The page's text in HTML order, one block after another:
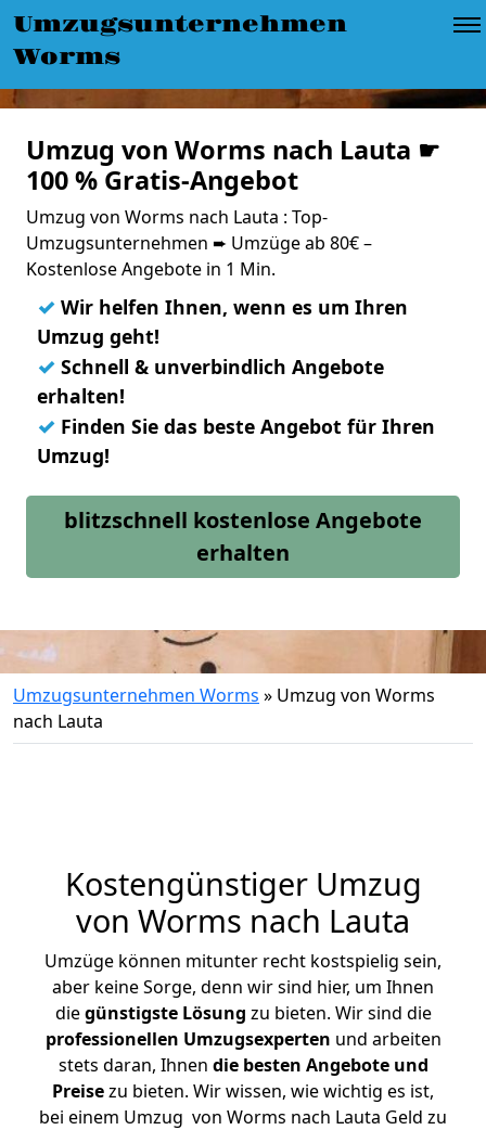
Umzugsunternehmen
Worms
Umzug von Worms nach Lauta ☛
100 % Gratis-Angebot
Umzug von Worms nach Lauta : Top-
Umzugsunternehmen ➨ Umzüge ab 80€ –
Kostenlose Angebote in 1 Min.
✓ Wir helfen Ihnen, wenn es um Ihren
Umzug geht!
✓ Schnell & unverbindlich Angebote
erhalten!
✓ Finden Sie das beste Angebot für Ihren
Umzug!
blitzschnell kostenlose Angebote
erhalten
Umzugsunternehmen Worms » Umzug von Worms
nach Lauta
Kostengünstiger Umzug
von Worms nach Lauta
Umzüge können mitunter recht kostspielig sein,
aber keine Sorge, denn wir sind hier, um Ihnen
diegünstigste Lösung zu bieten. Wir sind die
professionellen Umzugsexperten und arbeiten
stets daran, Ihnen die besten Angebote und
Preisezu bieten. Wir wissen, wie wichtig es ist,
bei einem Umzug von Worms nach Lauta Geld zu